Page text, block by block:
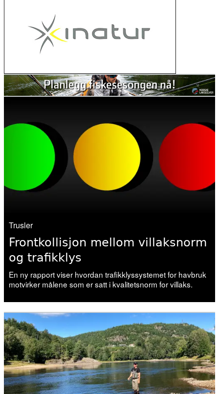
02. mars 2026
Judge sides with salmon against Trump
administration in hydropower ruling
27. februar 2026
Her ser du hvor mye laks og sjøørret
11. februar 2026
Nu starter genskabelsen af Gudenåen
ved Vestbirksøerne
11. februar 2026
19. juni 2026
Vitenskapelig råd for lakseforvaltning:
– Svært krevende
fiskeutsettinger
04. juni 2026
Vannmangel kveler fisken i mange
vassdrag
Trusler
Frontkollisjon mellom villaksnorm
og trafikklys
En ny rapport viser hvordan trafikklyssystemet for havbruk
motvirker målene som er satt i kvalitetsnorm for villaks.